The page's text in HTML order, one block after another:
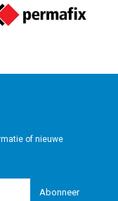
of nieuwe
Abonneer